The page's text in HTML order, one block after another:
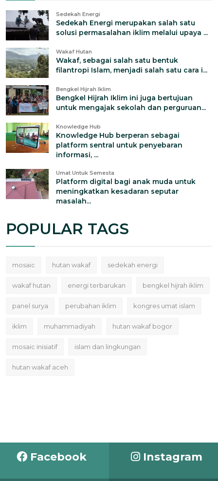
Sedekah Energi
Sedekah Energi merupakan salah satu
solusi permasalahan iklim melalui upaya ...
Wakaf Hutan
Wakaf, sebagai salah satu bentuk
filantropi Islam, menjadi salah satu cara i...
Bengkel Hijrah Iklim
Bengkel Hijrah Iklim ini juga bertujuan
untuk mengajak sekolah dan perguruan...
Knowledge Hub
Knowledge Hub berperan sebagai
platform sentral untuk penyebaran
informasi, ...
Umat Untuk Semesta
Platform digital bagi anak muda untuk
meningkatkan kesadaran seputar
masalah...
POPULAR TAGS
mosaic hutan wakaf sedekah energi
wakaf hutan energi terbarukan bengkel hijrah iklim
panel surya perubahan iklim kongres umat islam
iklim muhammadiyah hutan wakaf bogor
mosaic inisiatif islam dan lingkungan
hutan wakaf aceh
Facebook Instagram